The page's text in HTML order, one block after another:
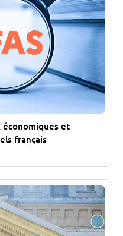
économiques et
français